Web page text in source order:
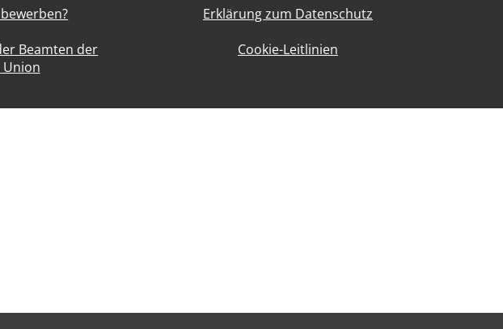
Beamten der
Union
Erklärung zum Datenschutz
Cookie-Leitlinien